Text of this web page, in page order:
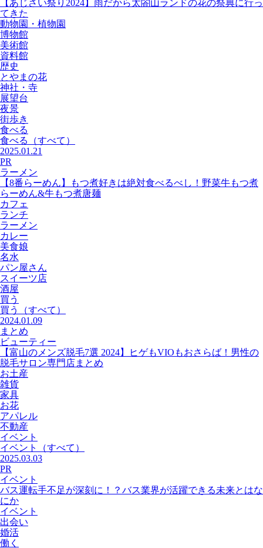
【あじさい祭り2024】雨だから太閤山ランドの花の祭典に行っ
てきた
動物園・植物園
博物館
美術館
資料館
歴史
とやまの花
神社・寺
展望台
夜景
街歩き
食べる
食べる
（すべて）
2025.01.21
PR
ラーメン
【8番らーめん】もつ煮好きは絶対食べるべし！野菜牛もつ煮
らーめん&牛もつ煮唐麺
カフェ
ランチ
ラーメン
カレー
美食娘
名水
パン屋さん
スイーツ店
酒屋
買う
買う
（すべて）
2024.01.09
まとめ
ビューティー
【富山のメンズ脱毛7選 2024】ヒゲもVIOもおさらば！男性の
脱毛サロン専門店まとめ
お土産
雑貨
家具
お花
アパレル
不動産
イベント
イベント
（すべて）
2025.03.03
PR
イベント
バス運転手不足が深刻に！？バス業界が活躍できる未来とはな
にか
イベント
出会い
婚活
働く